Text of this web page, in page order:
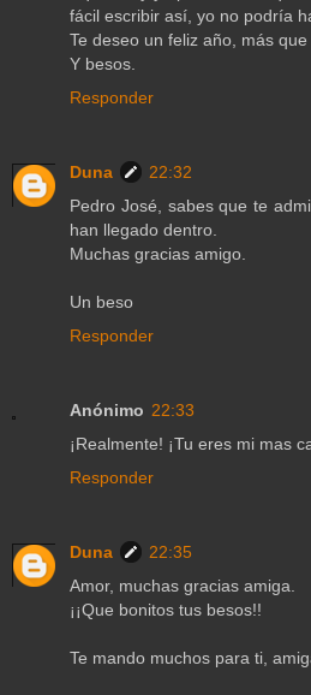
fácil escribir así, yo no podría
Te deseo un feliz año, más
Y besos.
Responder
Duna
22:32
Pedro José, sabes que te
han llegado dentro.
Muchas gracias amigo.
Un beso
Responder
Anónimo 22:33
¡Realmente! ¡Tu eres mi mas
Responder
Duna
22:35
Amor, muchas gracias amiga.
¡¡Que bonitos tus besos!!
Te mando muchos para ti,